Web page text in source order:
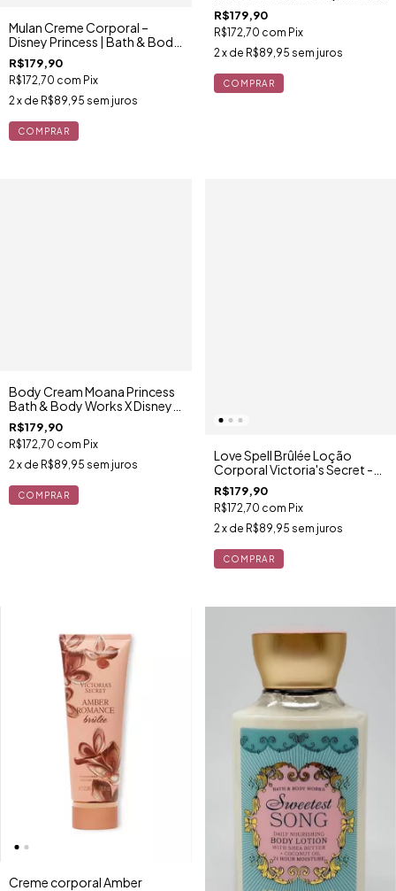
Mulan Creme Corporal –
Disney Princess | Bath & Body
Works
R$179,90
R$172,70 com Pix
2x de R$89,95 sem juros
Disney
R$179,90
R$172,70 com Pix
2 x de R$89,95 sem juros
Body Cream Moana Princess
Bath & Body Works X Disney
226g
R$179,90
R$172,70 com Pix
2 x de R$89,95 sem juros
Love Spell Brûlée Loção
Corporal Victoria's Secret -
Edição Limitada
R$179,90
R$172,70 com Pix
2 x de R$89,95 sem juros
Creme corporal Amber